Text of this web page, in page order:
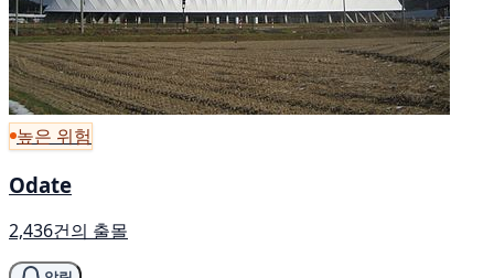
높은 위험
Odate
2,436건의 출몰